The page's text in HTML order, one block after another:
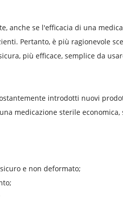
anche se l'efficacia di una
Pertanto, è più ragionevole
più efficace, semplice da
introdotti nuovi
medicazione sterile
e non deformato;